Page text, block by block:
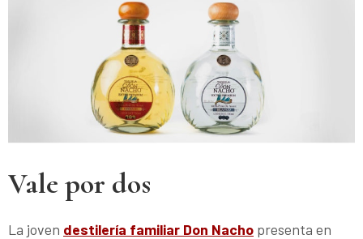
Vale por dos
La joven destilería familiar Don Nacho presenta en